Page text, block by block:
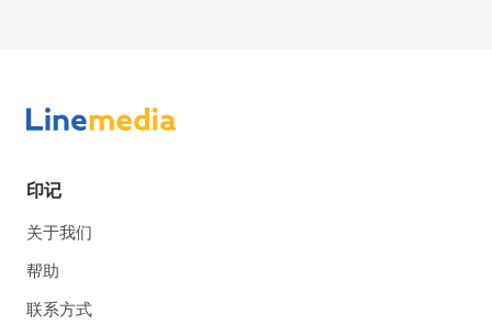
印记
关于我们
帮助
联系方式